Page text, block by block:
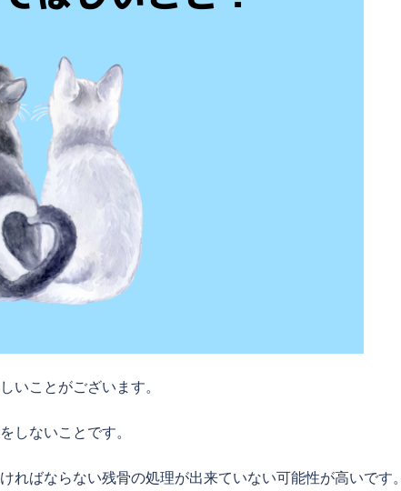
いことがございます。
しないことです。
ればならない残骨の処理が出来ていない可能性が高いです。